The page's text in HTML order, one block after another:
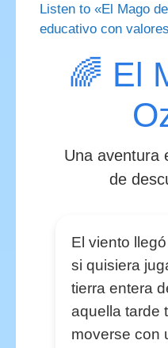
Listen to «El Mago
educativo con
🌈 El
Una aventura
de
El viento
si quisiera
tierra entera
aquella tarde
moverse con